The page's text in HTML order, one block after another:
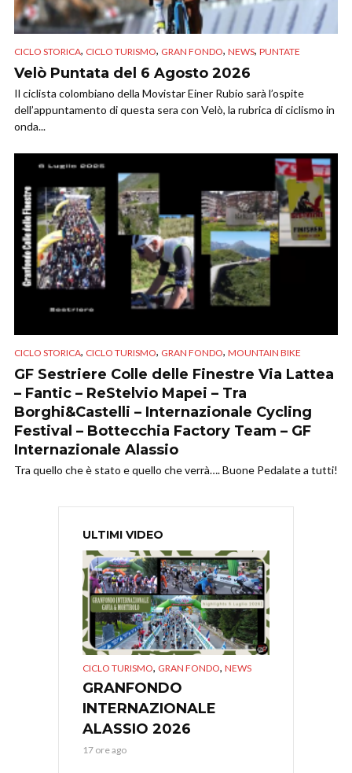
CICLO STORICA, CICLO TURISMO, GRAN FONDO, NEWS, PUNTATE
Velò Puntata del 6 Agosto 2026
Il ciclista colombiano della Movistar Einer Rubio sarà l’ospite
dell’appuntamento di questa sera con Velò, la rubrica di ciclismo in
onda...
CICLO STORICA, CICLO TURISMO, GRAN FONDO, MOUNTAIN BIKE
GF Sestriere Colle delle Finestre Via Lattea
– Fantic – ReStelvio Mapei – Tra
Borghi&Castelli – Internazionale Cycling
Festival – Bottecchia Factory Team – GF
Internazionale Alassio
Tra quello che è stato e quello che verrà…. Buone Pedalate a tutti!
ULTIMI VIDEO
CICLO TURISMO, GRAN FONDO, NEWS
GRANFONDO
INTERNAZIONALE
ALASSIO 2026
17 ore ago